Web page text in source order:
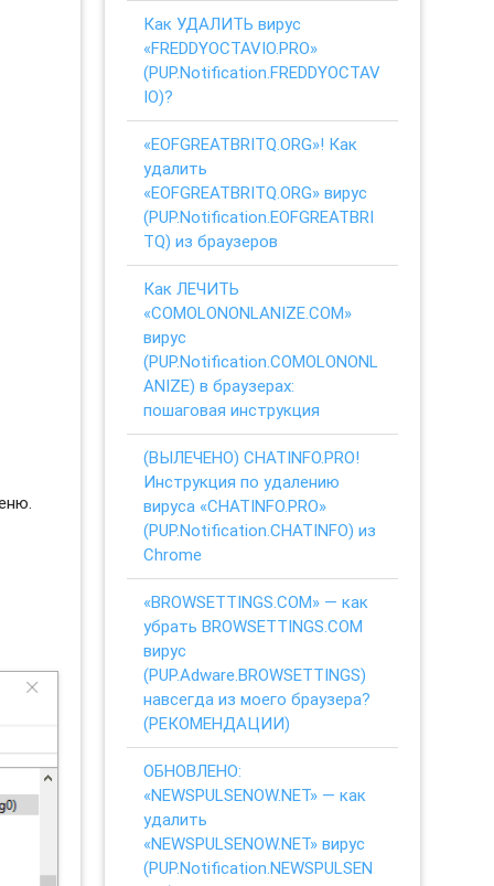
Как УДАЛИТЬ вирус
«FREDDYOCTAVIO.PRO»
(PUP.Notification.FREDDYOCTAV
IO)?
«EOFGREATBRITQ.ORG»! Как
удалить
«EOFGREATBRITQ.ORG» вирус
(PUP.Notification.EOFGREATBRI
TQ) из браузеров
Как ЛЕЧИТЬ
«COMOLONONLANIZE.COM»
вирус
(PUP.Notification.COMOLONONL
ANIZE) в браузерах:
пошаговая инструкция
(ВЫЛЕЧЕНО) CHATINFO.PRO!
Инструкция по удалению
вируса «CHATINFO.PRO»
(PUP.Notification.CHATINFO) из
Chrome
«BROWSETTINGS.COM» — как
убрать BROWSETTINGS.COM
вирус
(PUP.Adware.BROWSETTINGS)
навсегда из моего браузера?
(РЕКОМЕНДАЦИИ)
ОБНОВЛЕНО:
«NEWSPULSENOW.NET» — как
удалить
«NEWSPULSENOW.NET» вирус
(PUP.Notification.NEWSPULSEN